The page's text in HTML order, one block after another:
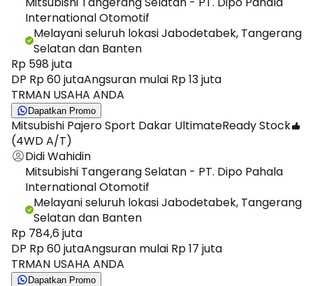
International Otomotif
Melayani seluruh lokasi Jabodetabek, Tangerang
Selatan dan Banten
Rp 598 juta
DP Rp 60 jutaAngsuran mulai Rp 13 juta
TRMAN USAHA ANDA
Dapatkan Promo
Mitsubishi Pajero Sport Dakar Ultimate
(4WD A/T)
Ready Stock
Didi Wahidin
Mitsubishi Tangerang Selatan - PT. Dipo Pahala
International Otomotif
Melayani seluruh lokasi Jabodetabek, Tangerang
Selatan dan Banten
Rp 784,6 juta
DP Rp 60 jutaAngsuran mulai Rp 17 juta
TRMAN USAHA ANDA
Dapatkan Promo